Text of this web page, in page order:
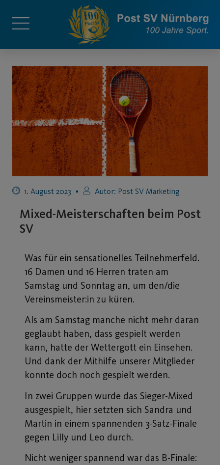
1. August 2023 Autor: Post SV Marketing
Mixed-Meisterschaften beim Post
SV
Was für ein sensationelles Teilnehmerfeld.
16 Damen und 16 Herren traten am
Samstag und Sonntag an, um den/die
Vereinsmeister:in zu küren.
Als am Samstag manche nicht mehr daran
geglaubt haben, dass gespielt werden
kann, hatte der Wettergott ein Einsehen.
Und dank der Mithilfe unserer Mitglieder
konnte doch noch gespielt werden.
In zwei Gruppen wurde das Sieger-Mixed
ausgespielt, hier setzten sich Sandra und
Martin in einem spannenden 3-Satz-Finale
gegen Lilly und Leo durch.
Nicht weniger spannend war das B-Finale: